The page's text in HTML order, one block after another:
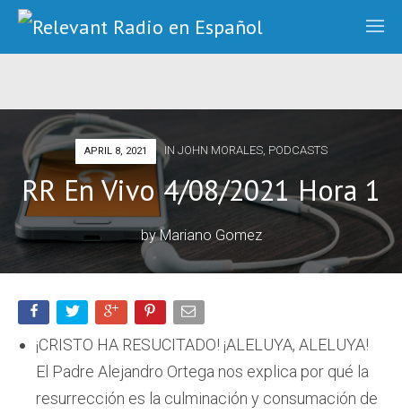
APRIL 8, 2021 IN JOHN MORALES, PODCASTS
RR En Vivo 4/08/2021 Hora 1
byMariano Gomez
¡CRISTO HA RESUCITADO! ¡ALELUYA, ALELUYA!
El Padre Alejandro Ortega nos explica por qué la
resurrección es la culminación y consumación de